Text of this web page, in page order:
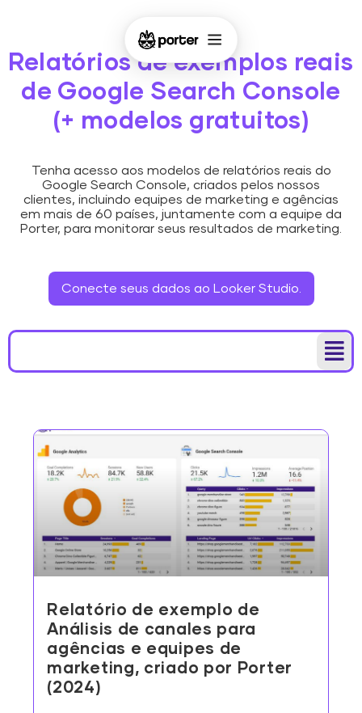
Relatórios de exemplos reais
de Google Search Console
(+ modelos gratuitos)
Tenha acesso aos modelos de relatórios reais do
Google Search Console, criados pelos nossos
clientes, incluindo equipes de marketing e agências
em mais de 60 países, juntamente com a equipe da
Porter, para monitorar seus resultados de marketing.
Conecte seus dados ao Looker Studio.
Relatório de exemplo de
Análisis de canales para
agências e equipes de
marketing, criado por Porter
(2024)